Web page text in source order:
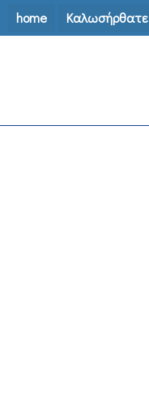
Skip
to
home Καλωσήρθατε